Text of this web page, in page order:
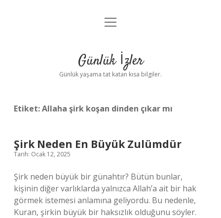
Anasayfa
Yasal Uyarı
menüyü
Günlük İzler
Günlük yaşama tat katan kısa bilgiler.
Etiket:Allaha şirk koşan dinden çıkar mı
Şirk Neden En Büyük Zulümdür
Tarih: Ocak 12, 2025
Şirk neden büyük bir günahtır? Bütün bunlar,
kişinin diğer varlıklarda yalnızca Allah’a ait bir hak
görmek istemesi anlamına geliyordu. Bu nedenle,
Kuran, şirkin büyük bir haksızlık olduğunu söyler.